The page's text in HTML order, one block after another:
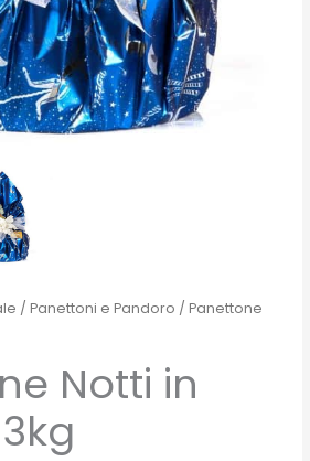
/Panettoni e Pandoro / Panettone
Notti in